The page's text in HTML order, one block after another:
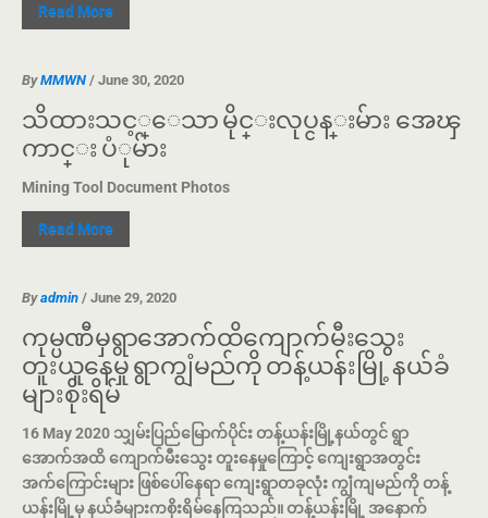
Read More
ByMMWN / June 30, 2020
သိထားသင့္ေသာ မိုင္းလုပ္ငန္းမ်ား အေၾ
ကာင္း ပံုမ်ား
Mining Tool Document Photos
Read More
Byadmin / June 29, 2020
ကုမ္ပဏီမှရွာအောက်ထိကျောက်မီးသွေး
တူးယူနေမှု ရွာကျွံမည်ကို တန့်ယန်းမြို့ နယ်ခံ
များစိုးရိမ်
16 May 2020 သျှမ်းပြည်မြောက်ပိုင်း တန့်ယန်းမြို့နယ်တွင် ရွာ
အောက်အထိ ကျောက်မီးသွေး တူးနေမှုကြောင့် ကျေးရွာအတွင်း
အက်ကြောင်းများ ဖြစ်ပေါ်နေရာ ကျေးရွာတခုလုံး ကျွံကျမည်ကို တန့်
ယန်းမြို့မှ နယ်ခံများကစိုးရိမ်နေကြသည်။ တန့်ယန်းမြို့ အနောက်